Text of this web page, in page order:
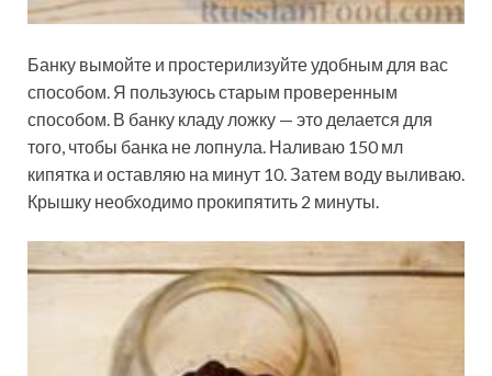
Банку вымойте и простерилизуйте удобным для вас
способом. Я пользуюсь старым проверенным
способом. В банку кладу ложку — это делается для
того, чтобы банка не лопнула. Наливаю 150 мл
кипятка и оставляю на минут 10. Затем воду выливаю.
Крышку необходимо прокипятить 2 минуты.